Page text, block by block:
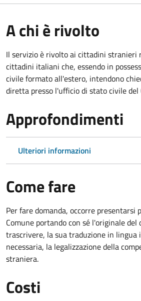
A chi è rivolto
Il servizio è rivolto ai cittadini stranieri
cittadini italiani che, essendo in
civile formato all'estero, intendono
diretta presso l'ufficio di stato civile del
Approfondimenti
Ulteriori informazioni
Come fare
Per fare domanda, occorre presentarsi
Comune portando con sé l'originale del
trascrivere, la sua traduzione in lingua
necessaria, la legalizzazione della
straniera.
Costi